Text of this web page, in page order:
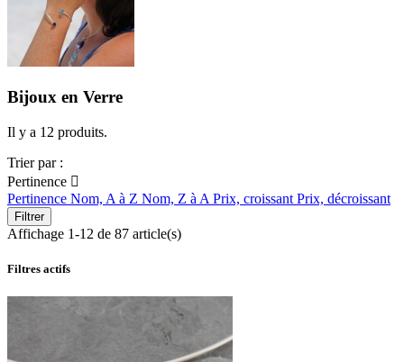
Bijoux en Verre
Il y a 12 produits.
Trier par :
Pertinence 
Pertinence Nom, A à Z Nom, Z à A Prix, croissant Prix, décroissant
Filtrer
Affichage 1-12 de 87 article(s)
Filtres actifs